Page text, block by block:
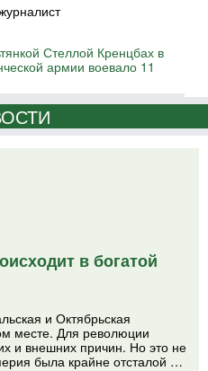
Стеллой Кренцбах в
армии воевало 11
в богатой
и Октябрьская
месте. Для революции
и внешних причин. Но это не
была крайне отсталой …